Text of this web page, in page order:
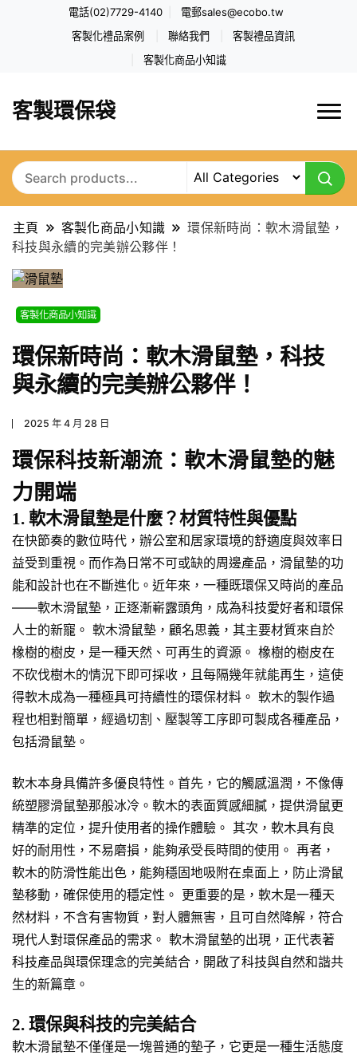
電話(02)7729-4140 電郵sales@ecobo.tw
客製化禮品案例 聯絡我們 客製禮品資訊
客製化商品小知識
客製環保袋
主頁 客製化商品小知識
環保新時尚：軟木滑鼠墊，
科技與永續的完美辦公夥伴！
客製化商品小知識
環保新時尚：軟木滑鼠墊，科技
與永續的完美辦公夥伴！
2025 年 4 月 28 日
環保科技新潮流：軟木滑鼠墊的魅
力開端
1. 軟木滑鼠墊是什麼？材質特性與優點
在快節奏的數位時代，辦公室和居家環境的舒適度與效率日
益受到重視。而作為日常不可或缺的周邊產品，滑鼠墊的功
能和設計也在不斷進化。近年來，一種既環保又時尚的產品
——軟木滑鼠墊，正逐漸嶄露頭角，成為科技愛好者和環保
人士的新寵。 軟木滑鼠墊，顧名思義，其主要材質來自於
橡樹的樹皮，是一種天然、可再生的資源。 橡樹的樹皮在
不砍伐樹木的情況下即可採收，且每隔幾年就能再生，這使
得軟木成為一種極具可持續性的環保材料。 軟木的製作過
程也相對簡單，經過切割、壓製等工序即可製成各種產品，
包括滑鼠墊。
軟木本身具備許多優良特性。首先，它的觸感溫潤，不像傳
統塑膠滑鼠墊那般冰冷。軟木的表面質感細膩，提供滑鼠更
精準的定位，提升使用者的操作體驗。 其次，軟木具有良
好的耐用性，不易磨損，能夠承受長時間的使用。 再者，
軟木的防滑性能出色，能夠穩固地吸附在桌面上，防止滑鼠
墊移動，確保使用的穩定性。 更重要的是，軟木是一種天
然材料，不含有害物質，對人體無害，且可自然降解，符合
現代人對環保產品的需求。 軟木滑鼠墊的出現，正代表著
科技產品與環保理念的完美結合，開啟了科技與自然和諧共
生的新篇章。
2. 環保與科技的完美結合
軟木滑鼠墊不僅僅是一塊普通的墊子，它更是一種生活態度